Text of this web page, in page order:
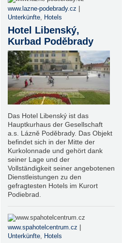
www.lazne-podebrady.cz |
Unterkünfte, Hotels
Hotel Libenský,
Kurbad Poděbrady
Das Hotel Libenský ist das
Hauptkurhaus der Gesellschaft
a.s. Lázně Poděbrady. Das Objekt
befindet sich in der Mitte der
Kurkolonnade und gehört dank
seiner Lage und der
Vollständigkeit seiner angebotenen
Dienstleistungen zu den
gefragtesten Hotels im Kurort
Podiebrad.
www.spahotelcentrum.cz |
Unterkünfte, Hotels